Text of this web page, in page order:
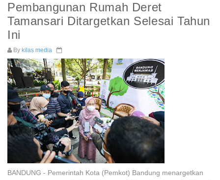
Pembangunan Rumah Deret
Tamansari Ditargetkan Selesai Tahun
Ini
By kilas media
BANDUNG - Pemerintah Kota (Pemkot) Bandung menargetkan